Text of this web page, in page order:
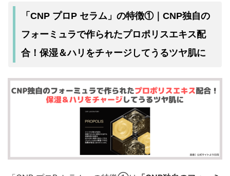
「CNP プロP セラム」の特徴①｜CNP独自の
フォーミュラで作られたプロポリスエキス配
合！保湿＆ハリをチャージ してうるツヤ肌に